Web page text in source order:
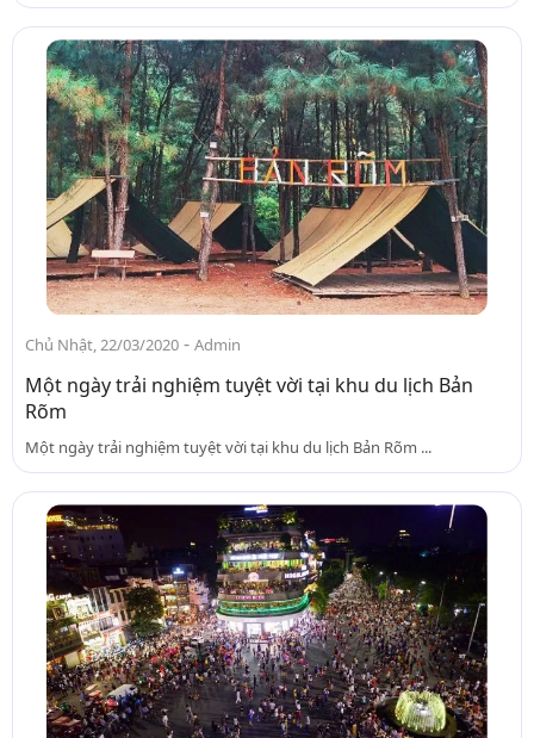
Chủ Nhật, 22/03/2020 - Admin
Một ngày trải nghiệm tuyệt vời tại khu du lịch Bản
Rõm
Một ngày trải nghiệm tuyệt vời tại khu du lịch Bản Rõm ...